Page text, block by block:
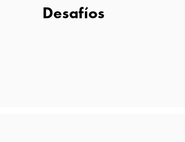
Desafíos